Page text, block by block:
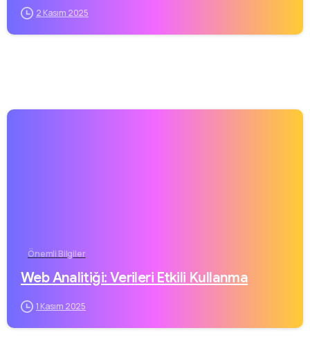
2 Kasım 2025
Önemli Bilgiler
Web Analitiği: Verileri Etkili Kullanma
1 Kasım 2025